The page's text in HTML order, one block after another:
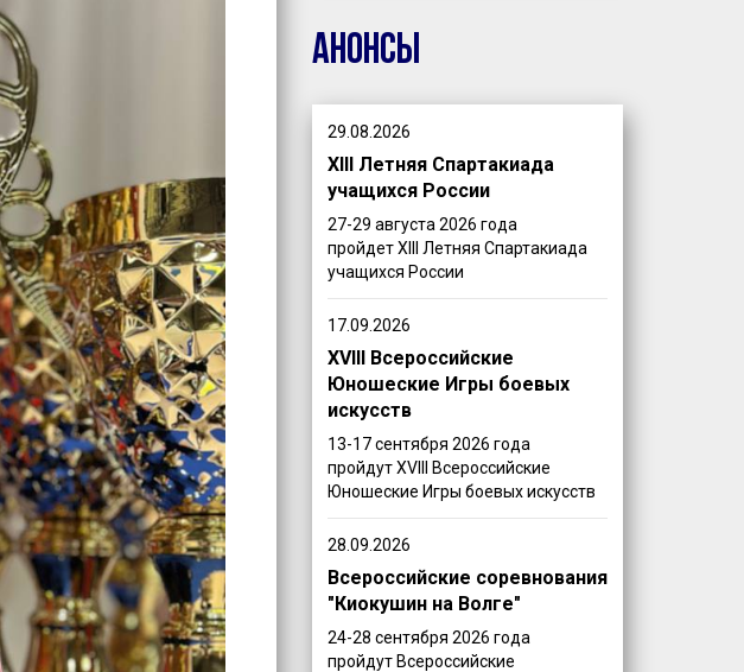
Анонсы
29.08.2026
XIII Летняя Спартакиада
учащихся России
27-29 августа 2026 года
пройдет XIII Летняя Спартакиада
учащихся России
17.09.2026
XVIII Всероссийские
Юношеские Игры боевых
искусств
13-17 сентября 2026 года
пройдут XVIII Всероссийские
Юношеские Игры боевых искусств
28.09.2026
Всероссийские соревнования
"Киокушин на Волге"
24-28 сентября 2026 года
пройдут Всероссийские